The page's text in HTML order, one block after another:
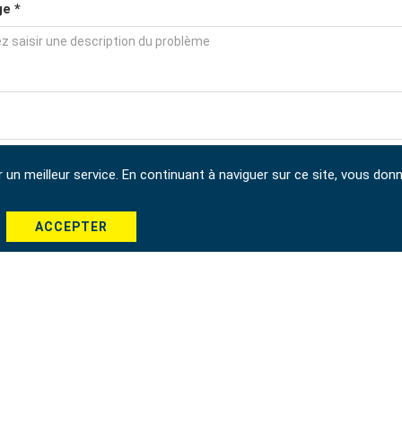
*
meilleur service. En continuant à naviguer sur ce site, vous
ACCEPTER